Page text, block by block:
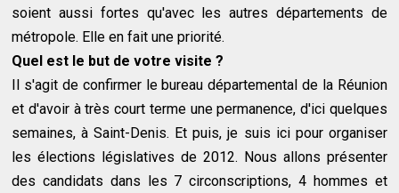
soient aussi fortes qu'avec les autres départements de
métropole. Elle en fait une priorité.
Quel est le but de votre visite ?
Il s'agit de confirmer le bureau départemental de la Réunion
et d'avoir à très court terme une permanence, d'ici quelques
semaines, à Saint-Denis. Et puis, je suis ici pour organiser
les élections législatives de 2012. Nous allons présenter
des candidats dans les 7 circonscriptions, 4 hommes et